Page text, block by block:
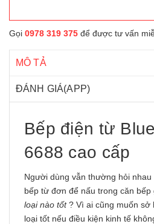
Gọi 0978 319 375 để được tư vấn
MÔ TẢ
ĐÁNH GIÁ(APP)
Bếp điện từ
6688 cao cấp
Người dùng vẫn thường hỏi nhau
bếp từ đơn để nấu trong căn bếp
loại nào tốt? Vì ai cũng muốn sở
loại tốt nếu điều kiện kinh tế